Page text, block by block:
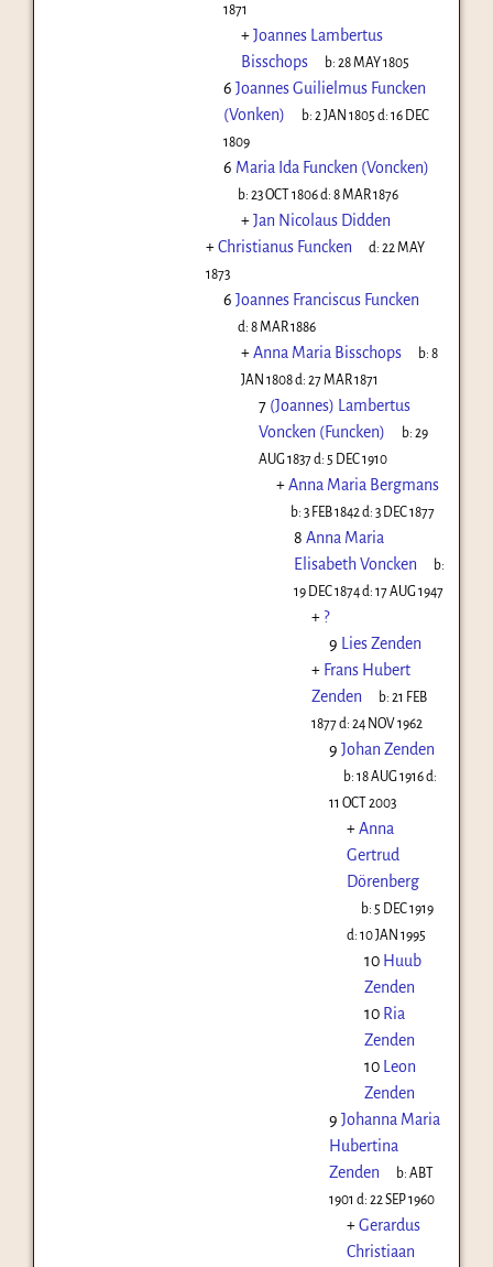
1871
+Joannes Lambertus
Bisschops
b:28 MAY 1805
6 Joannes Guilielmus Funcken
(Vonken)
b:2 JAN 1805 d:16 DEC
1809
6 Maria Ida Funcken (Voncken)
b:23 OCT 1806d:8 MAR 1876
+Jan Nicolaus Didden
+Christianus Funcken d:22 MAY
1873
6 Joannes Franciscus Funcken
d:8 MAR 1886
+Anna Maria Bisschops b:8
JAN 1808d: 27 MAR 1871
7 (Joannes) Lambertus
Voncken (Funcken)
b:29
AUG 1837d: 5 DEC 1910
+Anna Maria Bergmans
b:3 FEB 1842 d:3 DEC 1877
8 Anna Maria
Elisabeth Voncken
b:
19 DEC 1874d: 17 AUG 1947
+ ?
9 Lies Zenden
+ Frans Hubert
Zenden
b:21 FEB
1877d: 24 NOV 1962
9 Johan Zenden
b:18 AUG 1916d:
11 OCT 2003
+Anna
Gertrud
Dörenberg
b: 5 DEC 1919
d: 10 JAN 1995
10 Huub
Zenden
10 Ria
Zenden
10 Leon
Zenden
9 Johanna Maria
Hubertina
Zenden
b:ABT
1901 d: 22 SEP 1960
+Gerardus
Christiaan